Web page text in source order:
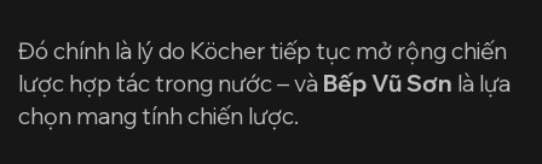
Đó chính là lý do Köcher tiếp tục mở rộng chiến
lược hợp tác trong nước – và Bếp Vũ Sơn là lựa
chọn mang tính chiến lược.